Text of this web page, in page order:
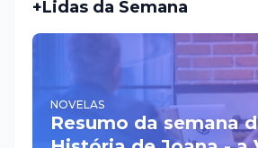
+Lidas da Semana
NOVELAS
Resumo da semana